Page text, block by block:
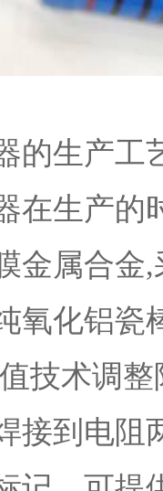
的生产工
在生产
金属合金
氧化铝瓷
技术调
接到电阻